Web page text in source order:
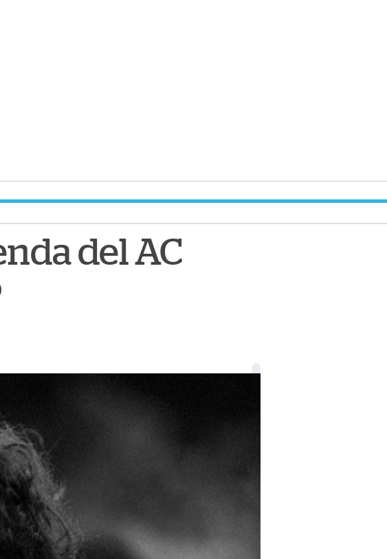
del AC